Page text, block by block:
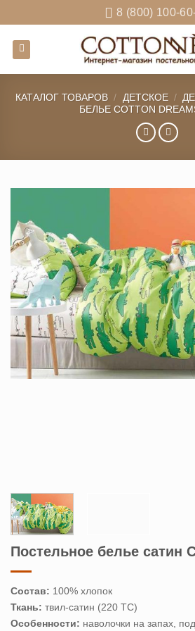
to
content
8 (800) 100-
КАТАЛОГ ТОВАРОВ / ДЕТСКОЕ /
БЕЛЬЕ COTTON
Постельное белье сатин
Состав: 100% хлопок
Ткань: твил-сатин (220 ТС)
Особенности: наволочки на запах,